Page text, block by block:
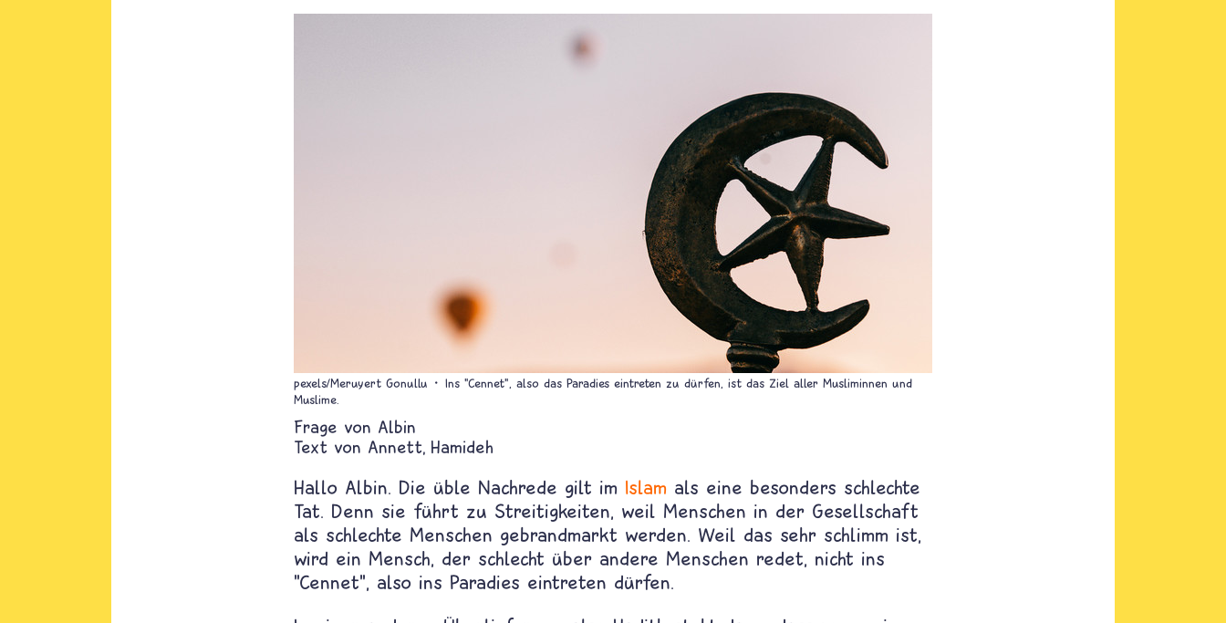
pexels/Meruyert Gonullu
Ins "Cennet", also das Paradies eintreten zu dürfen, ist das Ziel aller Musliminnen und
Muslime.
Albin
Text von Annett Hamideh
Hallo Albin. Die üble Nachrede gilt im Islam als eine besonders schlechte
Tat. Denn sie führt zu Streitigkeiten, weil Menschen in der Gesellschaft
als schlechte Menschen gebrandmarkt werden. Weil das sehr schlimm ist,
wird ein Mensch, der schlecht über andere Menschen redet, nicht ins
"Cennet", also ins Paradies eintreten dürfen.